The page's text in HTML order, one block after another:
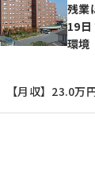
残業
19日
環境
【月収】23.0万